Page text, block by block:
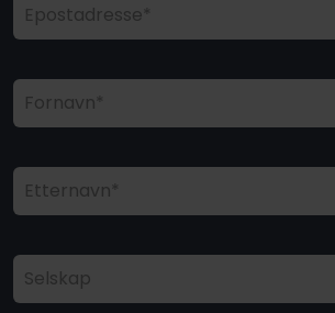
Epostadresse*
Fornavn*
Etternavn*
Selskap